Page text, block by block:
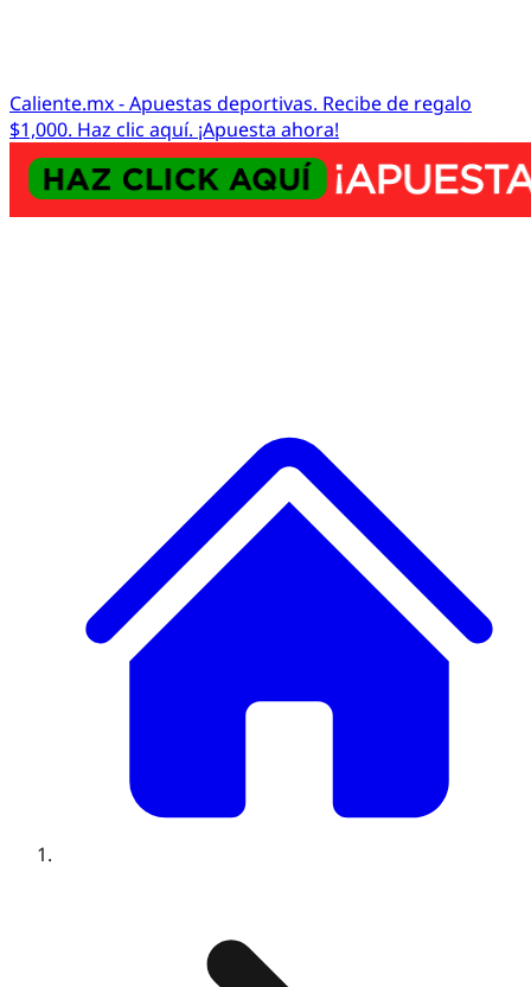
Caliente.mx - Apuestas deportivas. Recibe de regalo
$1,000. Haz clic aquí. ¡Apuesta ahora!